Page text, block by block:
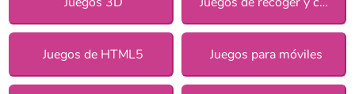
Juegos de HTML5 Juegos para móviles